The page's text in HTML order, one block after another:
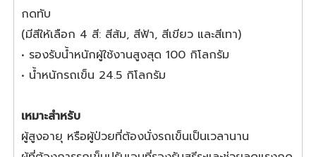
กดทับ
(มีสีให้เลือก 4 สี: สีส้ม, สีฟ้า, สีเขียว และสีเทา)
• รองรับน้ำหนักผู้ใช้งานสูงสุด 100 กิโลกรัม
• น้ำหนักรถเข็น 24.5 กิโลกรัม
เหมาะสำหรับ
ผู้สูงอายุ หรือผู้ป่วยที่ต้องนั่งรถเข็นเป็นเวลานาน